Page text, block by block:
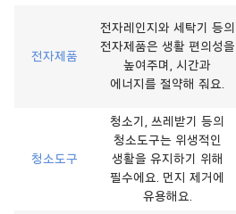
전자제품
전자레인지와 세탁기 등의
전자제품은 생활 편의성을
높여주며, 시간과
에너지를 절약해 줘요.
청소도구
청소기, 쓰레받기 등의
청소도구는 위생적인
생활을 유지하기 위해
필수에요. 먼지 제거에
유용해요.